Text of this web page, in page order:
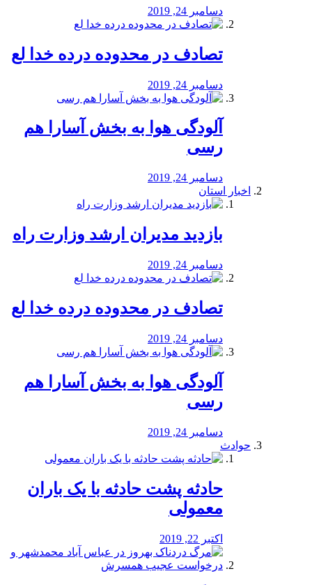
دسامبر 24, 2019
تصادف در محدوده درده خدا لع
دسامبر 24, 2019
آلودگی هوا به بخش آسارا هم
رسی
دسامبر 24, 2019
اخبار استان
بازدید مدیران ارشد وزارت راه
دسامبر 24, 2019
تصادف در محدوده درده خدا لع
دسامبر 24, 2019
آلودگی هوا به بخش آسارا هم
رسی
دسامبر 24, 2019
حوادث
️حادثه پشت حادثه با یک باران
معمولی
اکتبر 22, 2019